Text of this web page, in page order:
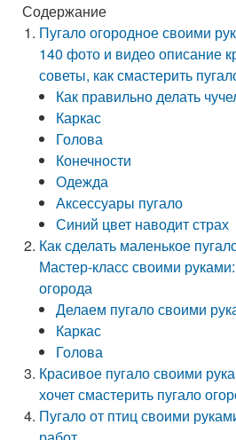
Содержание
Пугало огородное своими
140 фото и видео описание
советы, как смастерить
Как правильно делать
Каркас
Голова
Конечности
Одежда
Аксессуары пугало
Синий цвет наводит страх
Как сделать маленькое
Мастер-класс своими
огорода
Делаем пугало своими
Каркас
Голова
Красивое пугало своими
хочет смастерить пугало
Пугало от птиц своими